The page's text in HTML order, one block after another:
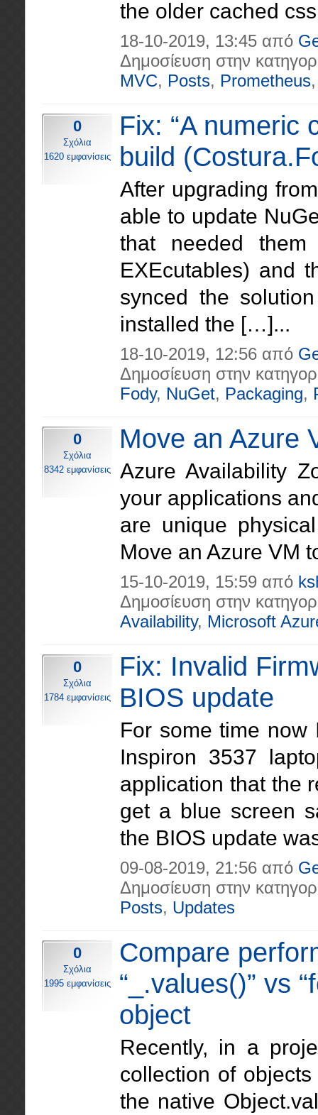
the older cached
18-10-2019, 13:45 από
Δημοσίευση στην
MVC, Posts, Prometheus
0
Σχόλια
1620 εμφανίσεις
Fix: “A numeric
build
After upgrading
able to update
that needed
EXEcutables) and
synced the
installed the […]...
18-10-2019, 12:56 από
Δημοσίευση στην
Fody, NuGet, Packaging,
0
Σχόλια
8342 εμφανίσεις
Move an Azure
Azure Availability
your applications
are unique
Move an Azure VM
15-10-2019, 15:59 από
Δημοσίευση στην
Availability, Microsoft
0
Σχόλια
1784 εμφανίσεις
Fix: Invalid
BIOS update
For some time
Inspiron 3537
application that the
get a blue screen
the BIOS update
09-08-2019, 21:56 από
Δημοσίευση στην
Posts, Updates
0
Σχόλια
1995 εμφανίσεις
Compare
“_.values()” vs
object
Recently, in a
collection of
the native